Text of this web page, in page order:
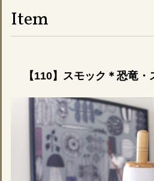
Item
【110】スモック＊恐竜